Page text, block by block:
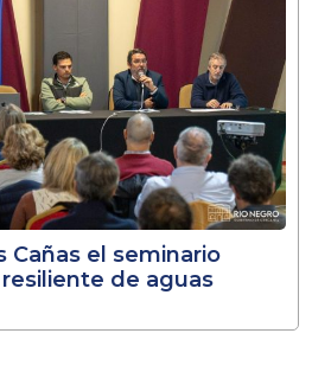
Cañas el seminario
de aguas